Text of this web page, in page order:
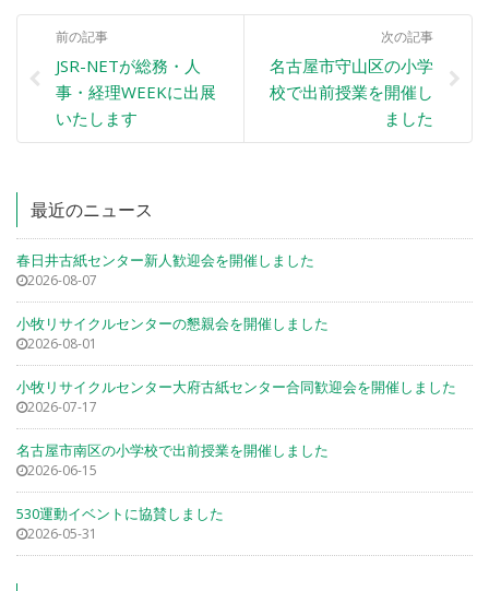
前の記事
JSR-NETが総務・人
事・経理WEEKに出展
いたします
次の記事
名古屋市守山区の小学
校で出前授業を開催し
ました
最近のニュース
春日井古紙センター新人歓迎会を開催しました
2026-08-07
小牧リサイクルセンターの懇親会を開催しました
2026-08-01
小牧リサイクルセンター大府古紙センター合同歓迎会を開催しました
2026-07-17
名古屋市南区の小学校で出前授業を開催しました
2026-06-15
530運動イベントに協賛しました
2026-05-31